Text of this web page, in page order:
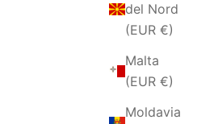
del Nord
(EUR €)
Malta
(EUR €)
Moldavia